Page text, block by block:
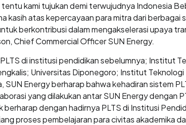
kami tujukan demi terwujudnya Indonesia
kasih atas kepercayaan para mitra dari
berkontribusi dalam mengakselerasi upaya
Chief Commercial Officer SUN Energy.
di institusi pendidikan sebelumnya; Institut
Universitas Diponegoro; Institut
SUN Energy berharap bahwa kehadiran sistem
yang dilakukan antar SUN Energy dengan
dengan hadirnya PLTS di Institusi
proses pembelajaran para civitas akademika